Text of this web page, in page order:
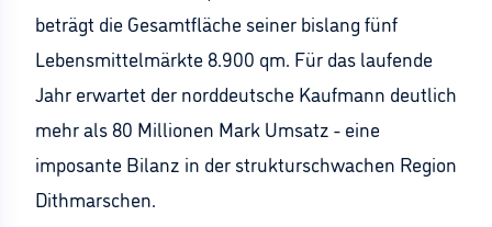
beträgt die Gesamtfläche seiner bislang fünf
Lebensmittelmärkte 8.900 qm. Für das laufende
Jahr erwartet der norddeutsche Kaufmann deutlich
mehr als 80 Millionen Mark Umsatz - eine
imposante Bilanz in der strukturschwachen Region
Dithmarschen.